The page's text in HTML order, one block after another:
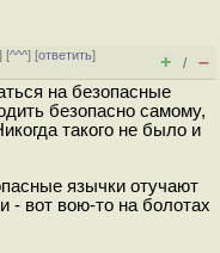
] [^^^] [ответить]
+ / –
на безопасные
безопасно самому,
такого не было и
язычки отучают
- вот вою-то на болотах